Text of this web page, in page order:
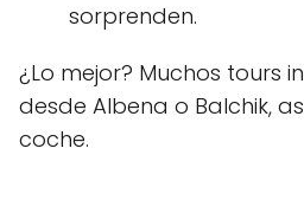
sorprenden.
¿Lo mejor? Muchos tours
desde Albena o Balchik,
coche.